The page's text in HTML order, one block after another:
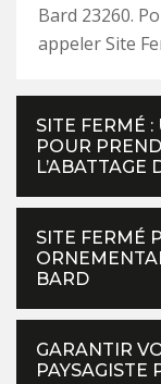
Bard 23260.
appeler Site
SITE FERMÉ :
POUR
L’ABATTAGE
SITE FERMÉ
BARD
GARANTIR
PAYSAGISTE